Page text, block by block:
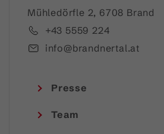
Mühledörfle 2, 6708 Brand
+43 5559 224
info@brandnertal.at
Presse
Team